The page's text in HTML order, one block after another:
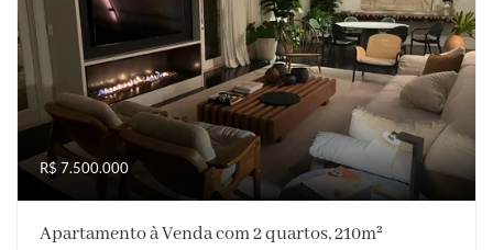
R$ 7.500.000
Apartamento à Venda com 2 quartos, 210m²